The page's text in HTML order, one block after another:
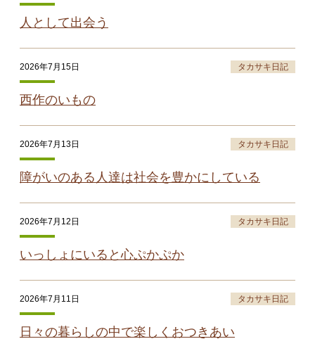
人として出会う
2026年7月15日 タカサキ日記
西作のいもの
2026年7月13日 タカサキ日記
障がいのある人達は社会を豊かにしている
2026年7月12日 タカサキ日記
いっしょにいると心ぷかぷか
2026年7月11日 タカサキ日記
日々の暮らしの中で楽しくおつきあい